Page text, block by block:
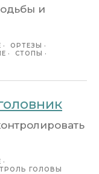
и
ОРТЕЗЫ
СТОПЫ
ГОЛОВЫ